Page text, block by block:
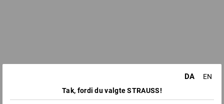
DA
EN
Tak, fordi du valgte STRAUSS!